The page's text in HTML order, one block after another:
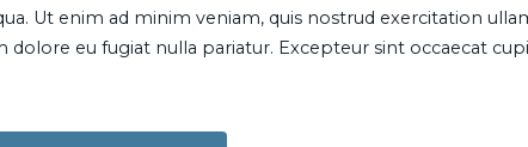
Ut enim ad minim veniam, quis nostrud exercitation
dolore eu fugiat nulla pariatur. Excepteur sint occaecat